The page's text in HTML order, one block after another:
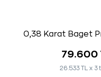
0,38 Karat Baget
79.600
26.533 TL x 3